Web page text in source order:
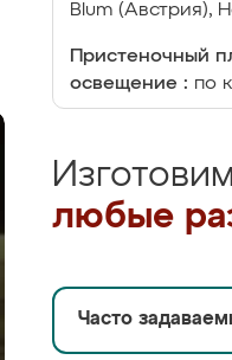
Blum (Австрия),
Пристеночный
освещение : по
любые
Часто